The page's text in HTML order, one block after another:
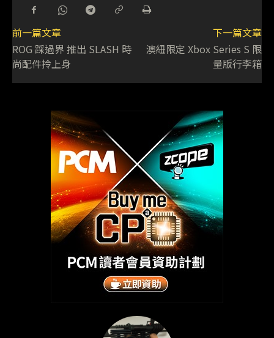
前一篇文章
ROG 踩過界 推出 SLASH 時
尚配件拎上身
下一篇文章
澳紐限定 Xbox Series S 限
量版行李箱